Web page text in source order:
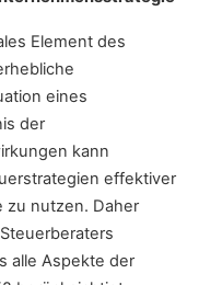
Element des
eines
der
kann
effektiver
zu nutzen. Daher
alle Aspekte der